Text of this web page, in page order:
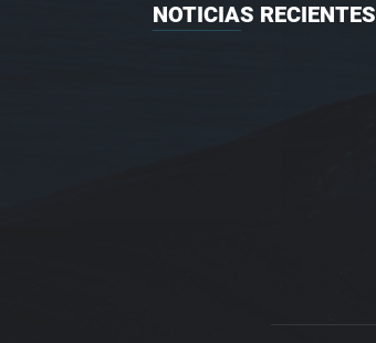
NOTICIAS RECIENTES